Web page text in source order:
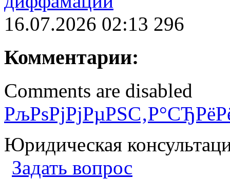
16.07.2026 02:13 296
Комментарии:
Comments are disabled
Юридическая
Задать вопрос